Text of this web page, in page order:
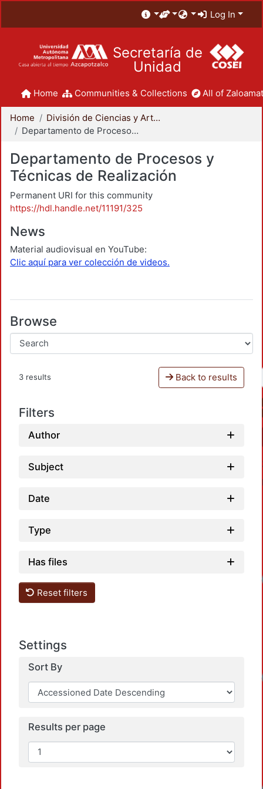
Log In
Secretaría de
Unidad
Home Communities & Collections All of
Home
División de Ciencias y Artes para el Diseño
Departamento de Procesos y Técnicas de Realización
Departamento de Procesos y
Técnicas de Realización
Permanent URI for this community
https://hdl.handle.net/11191/325
News
Material audiovisual en YouTube:
Clic aquí para ver colección de videos.
Browse
3 results Back to results
Filters
Author
Subject
Date
Type
Has files
Reset filters
Settings
Sort By
Results per page